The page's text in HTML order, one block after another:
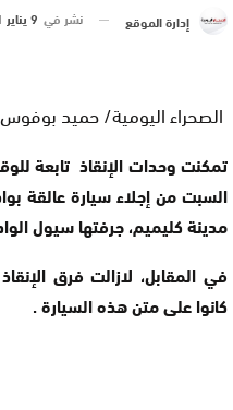
إدارة الموقع نشر في 9 يناير 2021 الساعة 11 و 19 دقيقة
الصحراء اليومية/ حميد بوفوس
تمكنت وحدات الإنقاذ تابعة
السبت من إجلاء سيارة عالقة
مدينة كليميم، جرفتها سيول
في المقابل، لازالت فرق
كانوا على متن هذه السيارة .